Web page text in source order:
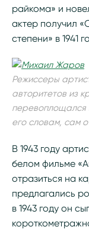
райкома» и
актер получил
степени» в 1941
Режиссеры
авторитетов из
перевоплощался
его словам, сам
В 1943 году
белом фильме
отразиться на
предлагались
в 1943 году он